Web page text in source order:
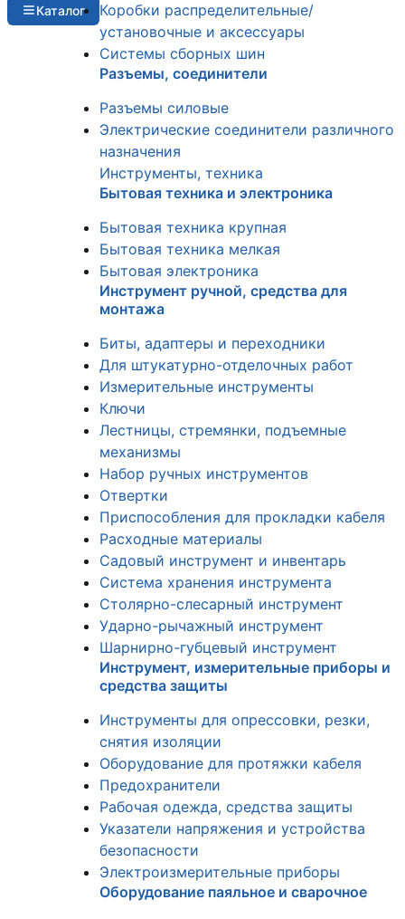
Каталог
Коробки распределительные/
установочные и аксессуары
Системы сборных шин
Разъемы, соединители
Разъемы силовые
Электрические соединители различного
назначения
Инструменты, техника
Бытовая техника и электроника
Бытовая техника крупная
Бытовая техника мелкая
Бытовая электроника
Инструмент ручной, средства для
монтажа
Биты, адаптеры и переходники
Для штукатурно-отделочных работ
Измерительные инструменты
Ключи
Лестницы, стремянки, подъемные
механизмы
Набор ручных инструментов
Отвертки
Приспособления для прокладки кабеля
Расходные материалы
Садовый инструмент и инвентарь
Система хранения инструмента
Столярно-слесарный инструмент
Ударно-рычажный инструмент
Шарнирно-губцевый инструмент
Инструмент, измерительные приборы и
средства защиты
Инструменты для опрессовки, резки,
снятия изоляции
Оборудование для протяжки кабеля
Предохранители
Рабочая одежда, средства защиты
Указатели напряжения и устройства
безопасности
Электроизмерительные приборы
Оборудование паяльное и сварочное